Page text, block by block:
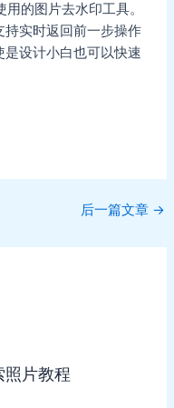
的图片去水印工具。
实时返回前一步操作
设计小白也可以快速
后一篇文章 →
片教程